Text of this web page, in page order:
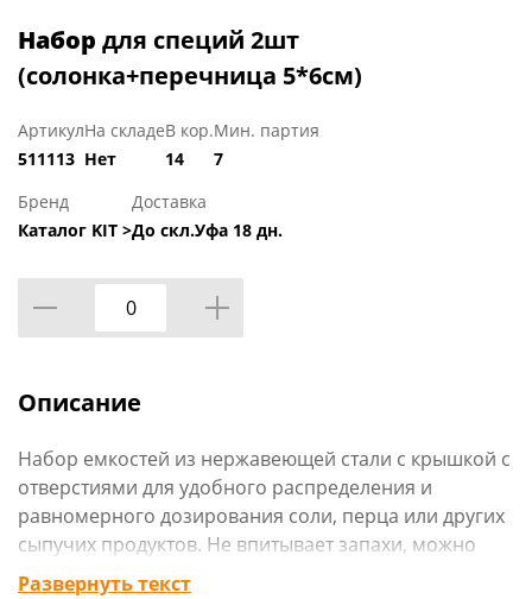
Набор для специй 2шт
(солонка+перечница 5*6см)
Артикул
511113
На складе
Нет
В кор.
14
Мин. партия
7
Бренд
Каталог KIT >
Доставка
До скл.Уфа 18 дн.
Описание
Набор емкостей из нержавеющей стали с крышкой с
отверстиями для удобного распределения и
равномерного дозирования соли, перца или других
сыпучих продуктов. Не впитывает запахи, можно
мыть в посудомоечной машине.
Развернуть текст